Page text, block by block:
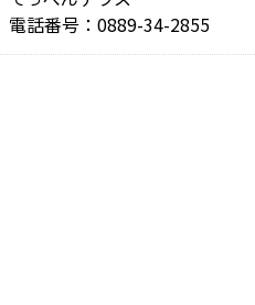
電話番号：0889-34-2855